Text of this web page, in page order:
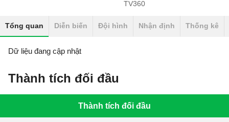
TV360
Tổng quan Diễn biến Đội hình Nhận định Thống kê
Dữ liệu đang cập nhật
Thành tích đối đầu
Thành tích đối đầu